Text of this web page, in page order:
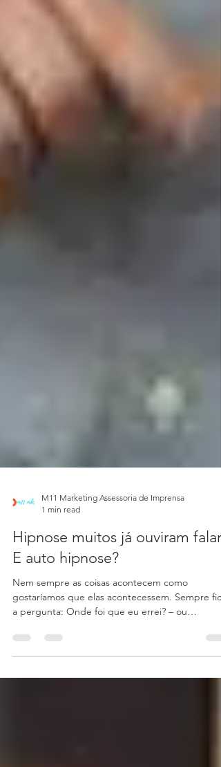
1 min read
Hipnose muitos já ouviram falar!
E auto hipnose?
Nem sempre as coisas acontecem como
a pergunta: Onde foi que eu errei? – ou
simplesmente...